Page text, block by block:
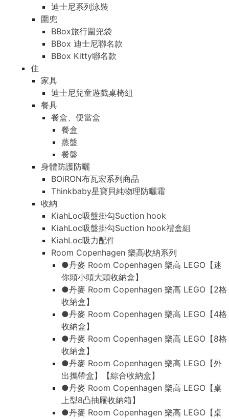
迪士尼系列泳裝
圍兜
BBox旅行圍兜袋
BBox 迪士尼聯名款
BBox Kitty聯名款
住
家具
迪士尼兒童遊戲桌椅組
餐具
餐盒、便當盒
餐盒
蒸盤
餐盤
身體防護防曬
BOiRON布瓦宏系列商品
Thinkbaby星寶貝純物理防曬霜
收納
KiahLoc吸盤掛勾Suction hook
KiahLoc吸盤掛勾Suction hook禮盒組
KiahLoc吸力配件
Room Copenhagen 樂高收納系列
●丹麥 Room Copenhagen 樂高 LEGO【迷
你頭小頭大頭收納盒】
●丹麥 Room Copenhagen 樂高 LEGO【2格
收納盒】
●丹麥 Room Copenhagen 樂高 LEGO【4格
收納盒】
●丹麥 Room Copenhagen 樂高 LEGO【8格
收納盒】
●丹麥 Room Copenhagen 樂高 LEGO【外
出攜帶盒】【綜合收納盒】
●丹麥 Room Copenhagen 樂高 LEGO【桌
上型8凸抽屜收納箱】
●丹麥 Room Copenhagen 樂高 LEGO【桌